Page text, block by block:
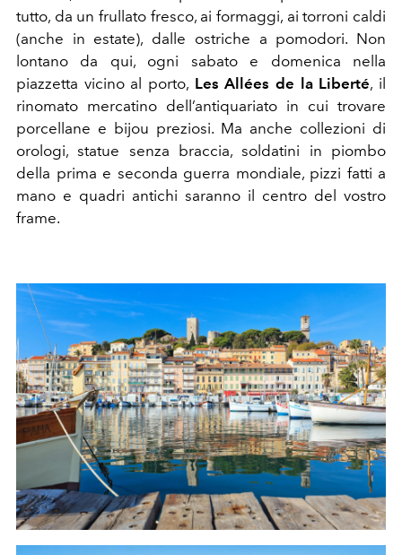
tutto, da un frullato fresco, ai formaggi, ai torroni caldi
(anche in estate), dalle ostriche a pomodori. Non
lontano da qui, ogni sabato e domenica nella
piazzetta vicino al porto, Les Allées de la Liberté, il
rinomato mercatino dell’antiquariato in cui trovare
porcellane e bijou preziosi. Ma anche collezioni di
orologi, statue senza braccia, soldatini in piombo
della prima e seconda guerra mondiale, pizzi fatti a
mano e quadri antichi saranno il centro del vostro
frame.